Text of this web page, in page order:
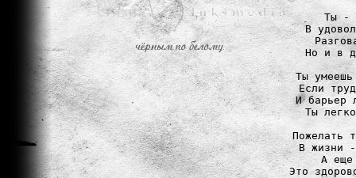
Ты -
В
Но и в
Ты
Если
И барьер
Ты
Пожелать
В жизни -
А еще
Это